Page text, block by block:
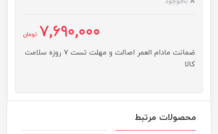
7,690,000 تومان
ضمانت مادام العمر اصالت و مهلت تست ۷ روزه سلامت
کالا
محصولات مرتبط